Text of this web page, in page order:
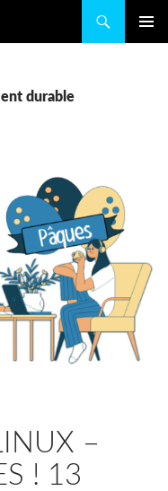
durable
–
! 13